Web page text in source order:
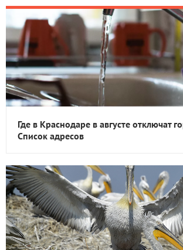
Где в Краснодаре в августе отключат
Список адресов